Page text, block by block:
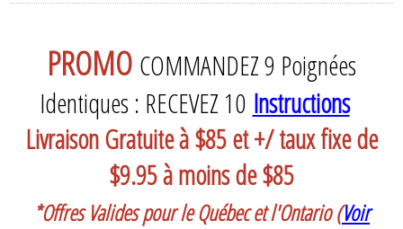
PROMO COMMANDEZ 9 Poignées
Identiques : RECEVEZ 10 Instructions
Livraison Gratuite à $85 et +/ taux fixe de
$9.95 à moins de $85
*Offres Valides pour le Québec et l'Ontario (Voir